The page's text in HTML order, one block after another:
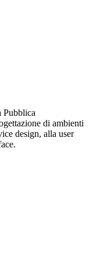
Pubblica
di ambienti
design, alla user